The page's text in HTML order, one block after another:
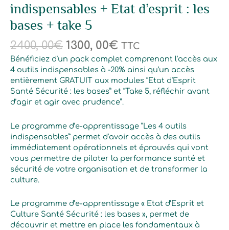
indispensables + Etat d’esprit : les
bases + take 5
2400, 00€ 1300, 00€ TTC
Bénéficiez d’un pack complet comprenant l’accès aux
4 outils indispensables à -20% ainsi qu’un accès
entièrement GRATUIT aux modules “Etat d’Esprit
Santé Sécurité : les bases” et “Take 5, réfléchir avant
d’agir et agir avec prudence”.
Le programme d’e-apprentissage “Les 4 outils
indispensables” permet d’avoir accès à des outils
immédiatement opérationnels et éprouvés qui vont
vous permettre de piloter la performance santé et
sécurité de votre organisation et de transformer la
culture.
Le programme d’e-apprentissage « Etat d’Esprit et
Culture Santé Sécurité : les bases », permet de
découvrir et mettre en place les fondamentaux à
+
take
5